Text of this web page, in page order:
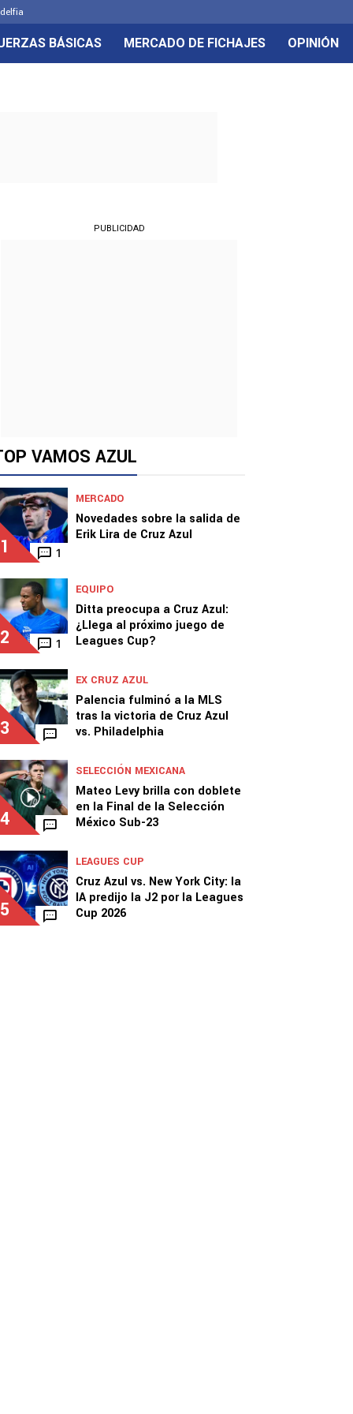
BÁSICAS MERCADO DE FICHAJES OPINIÓN
PUBLICIDAD
VAMOS AZUL
1 1
MERCADO
Novedades sobre la salida de
Erik Lira de Cruz Azul
2 1
EQUIPO
Ditta preocupa a Cruz Azul:
¿Llega al próximo juego de
Leagues Cup?
3
EX CRUZ AZUL
Palencia fulminó a la MLS
tras la victoria de Cruz Azul
vs. Philadelphia
4
SELECCIÓN MEXICANA
Mateo Levy brilla con doblete
en la Final de la Selección
México Sub-23
5
LEAGUES CUP
Cruz Azul vs. New York City: la
IA predijo la J2 por la Leagues
Cup 2026